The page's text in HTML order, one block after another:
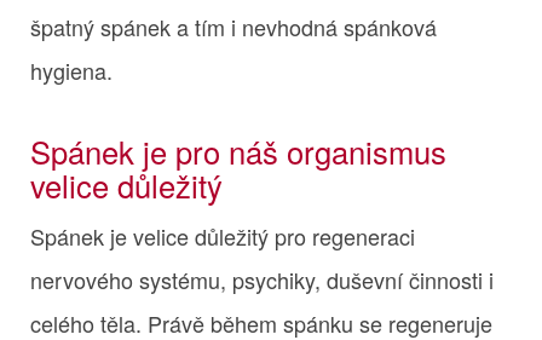
špatný spánek a tím i nevhodná spánková
hygiena.
Spánek je pro náš organismus
velice důležitý
Spánek je velice důležitý pro regeneraci
nervového systému, psychiky, duševní činnosti i
celého těla. Právě během spánku se regeneruje